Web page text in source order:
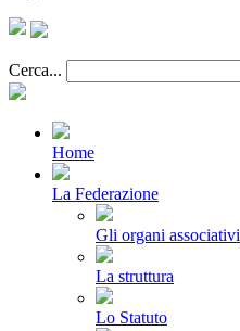
Cerca...
Home
La Federazione
Gli organi associativi
La struttura
Lo Statuto